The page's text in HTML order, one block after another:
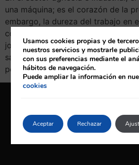
una máquina; es el corazón de la
embargo, la dureza del trabajo en
condiciones climáticas extremas y
jornadas laborales pueden pasar
sabemos que un tractor detenido
pérdidas económicas. Por […]
Usamos cookies propias y de
nuestros servicios y mostrarle
con sus preferencias mediante el
hábitos de navegación.
Puede ampliar la información en
cookies
Aceptar Rechazar